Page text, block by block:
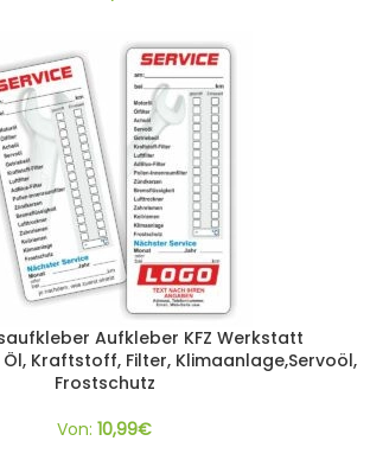
Aufkleber KFZ Werkstatt
Kraftstoff, Filter, Klimaanlage,Servoöl,
Frostschutz
Von: 10,99€